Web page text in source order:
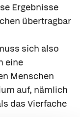
Ergebnisse
übertragbar
sich also
eine
Menschen
auf, nämlich
das Vierfache